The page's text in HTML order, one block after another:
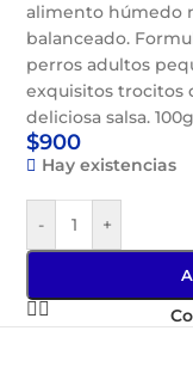
alimento húmedo
balanceado.
perros adultos
exquisitos trocitos
deliciosa salsa.
$900
Hay existencias
- +